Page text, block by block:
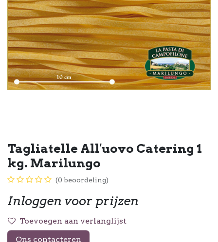
Tagliatelle All'uovo Catering 1
kg. Marilungo
(0 beoordeling)
Inloggen voor prijzen
Toevoegen aan verlanglijst
Ons contacteren